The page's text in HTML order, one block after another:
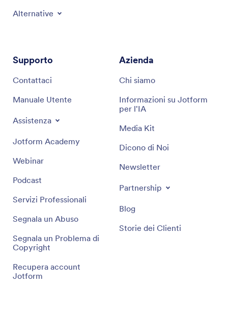
Alternative
Supporto
Contattaci
Manuale Utente
Assistenza
Jotform Academy
Webinar
Podcast
Servizi Professionali
Segnala un Abuso
Segnala un Problema di
Copyright
Recupera account
Jotform
Azienda
Chi siamo
Informazioni su Jotform
per l'IA
Media Kit
Dicono di Noi
Newsletter
Partnership
Blog
Storie dei Clienti